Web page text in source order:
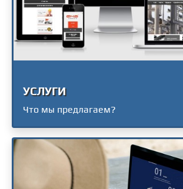
УСЛУГИ
Что мы предлагаем?